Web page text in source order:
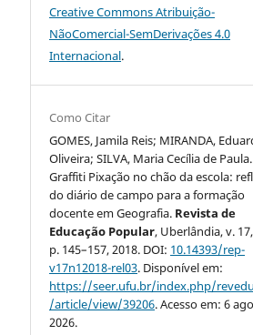
Creative Commons Atribuição-
NãoComercial-SemDerivações 4.0
Internacional.
Como Citar
GOMES, Jamila Reis; MIRANDA,
Oliveira; SILVA, Maria Cecília de Paula.
Graffiti Pixação no chão da escola:
do diário de campo para a formação
docente em Geografia. Revista de
Educação Popular, Uberlândia, v.
p. 145–157, 2018. DOI: 10.14393/rep-
v17n12018-rel03. Disponível em:
https://seer.ufu.br/index.php/
/article/view/39206. Acesso em: 6
2026.